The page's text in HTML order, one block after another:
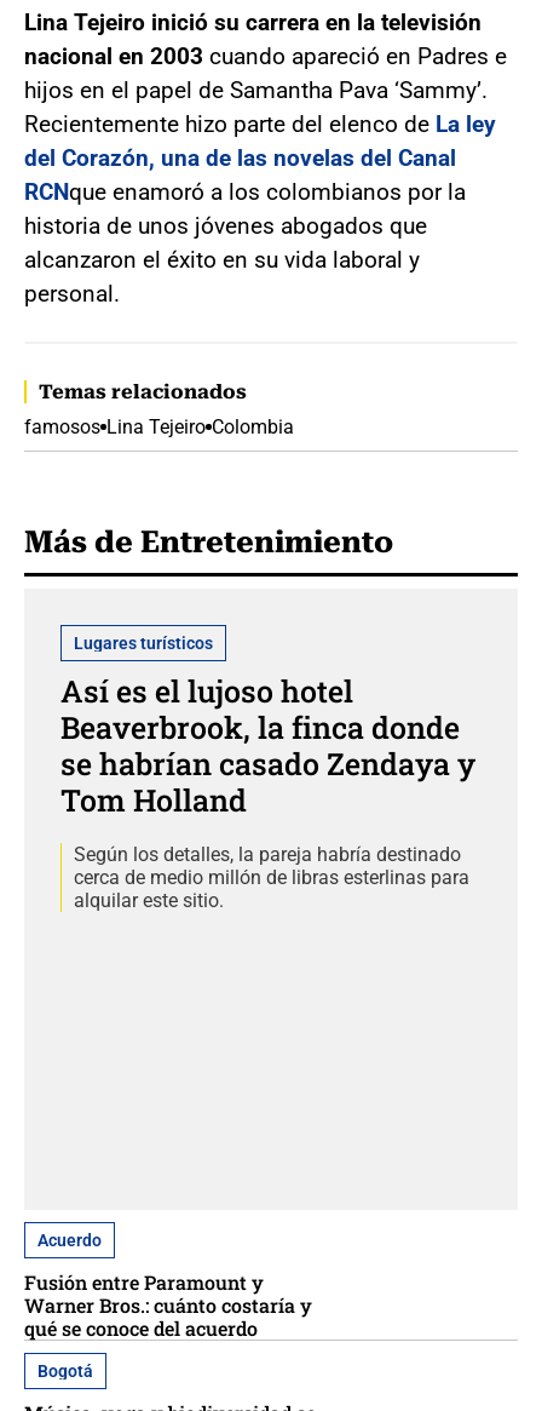
Lina Tejeiro inició su carrera en la televisión
nacional en 2003 cuando apareció en Padres e
hijos en el papel de Samantha Pava ‘Sammy’.
Recientemente hizo parte del elenco de La ley
del Corazón, una de las novelas del Canal
RCNque enamoró a los colombianos por la
historia de unos jóvenes abogados que
alcanzaron el éxito en su vida laboral y
personal.
Temas relacionados
famosos Lina Tejeiro Colombia
Más de Entretenimiento
Lugares turísticos
Así es el lujoso hotel
Beaverbrook, la finca donde
se habrían casado Zendaya y
Tom Holland
Según los detalles, la pareja habría destinado
cerca de medio millón de libras esterlinas para
alquilar este sitio.
Acuerdo
Fusión entre Paramount y
Warner Bros.: cuánto costaría y
qué se conoce del acuerdo
Bogotá